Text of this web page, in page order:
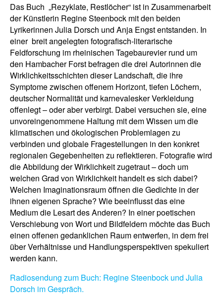
Das Buch „Rezyklate, Restlöcher“ ist in Zusammenarbeit
der Künstlerin Regine Steenbock mit den beiden
Lyrikerinnen Julia Dorsch und Anja Engst entstanden. In
einer breit angelegten fotografisch-literarische
Feldforschung im rheinischen Tagebaurevier rund um
den Hambacher Forst befragen die drei Autorinnen die
Wirklichkeitsschichten dieser Landschaft, die ihre
Symptome zwischen offenem Horizont, tiefen Löchern,
deutscher Normalität und karnevalesker Verkleidung
offenlegt – oder aber verbirgt. Dabei versuchen sie, eine
unvoreingenommene Haltung mit dem Wissen um die
klimatischen und ökologischen Problemlagen zu
verbinden und globale Fragestellungen in den konkret
regionalen Gegebenheiten zu reflektieren. Fotografie wird
die Abbildung der Wirklichkeit zugetraut – doch um
welchen Grad von Wirklichkeit handelt es sich dabei?
Welchen Imaginationsraum öffnen die Gedichte in der
ihnen eigenen Sprache? Wie beeinflusst das eine
Medium die Lesart des Anderen? In einer poetischen
Verschiebung von Wort und Bildfeldern möchte das Buch
einen offenen gedanklichen Raum entwerfen, in dem frei
über Verhältnisse und Handlungsperspektiven spekuliert
werden kann.
Radiosendung zum Buch: Regine Steenbock und Julia
Dorsch im Gespräch.